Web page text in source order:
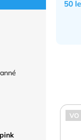
50
VO